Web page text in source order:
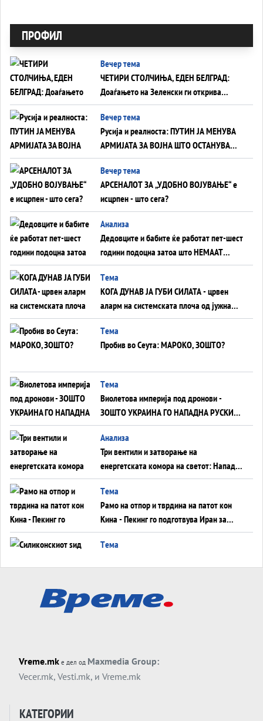
ПРОФИЛ
Вечер тема
ЧЕТИРИ СТОЛЧИЊА, ЕДЕН БЕЛГРАД:
Доаѓањето на Зеленски ги открива
тајните на политиката на балансирање
на Вучиќ
Вечер тема
Русија и реалноста: ПУТИН ЈА МЕНУВА
АРМИЈАТА ЗА ВОЈНА ШТО ОСТАНУВА
БЕЗ ФРОНТ
Вечер тема
АРСЕНАЛОТ ЗА „УДОБНО ВОЈУВАЊЕ“ е
исцрпен - што сега?
Анализа
Дедовците и бабите ќе работат пет-шест
години подоцна затоа што НЕМААТ
ВНУЦИ ДА ГИ ЗАМЕНАТ
Tема
КОГА ДУНАВ ЈА ГУБИ СИЛАТА - црвен
аларм на системската плоча од јужна
Германија до Црното Море...
Tема
Пробив во Сеута: МАРОКО, ЗОШТО?
Tема
Виолетова империја под дронови -
ЗОШТО УКРАИНА ГО НАПАДНА РУСКИОТ
WILDBERRIES
Aнализа
Три вентили и затворање на
енергетската комора на светот: Нападот
во Суец најавува глобален енергетски
инфаркт?
Tема
Рамо на отпор и тврдина на патот кон
Кина - Пекинг го подготвува Иран за
американска копнена инвазија
Tема
Tема
ДЛАБОКО УДОЛУ: Сметководствените
трикови што го соборија ЕНРОН ги
Vreme.mk е дел од Maxmedia Group:
Vecer.mk, Vesti.mk, и Vreme.mk
КАТЕГОРИИ